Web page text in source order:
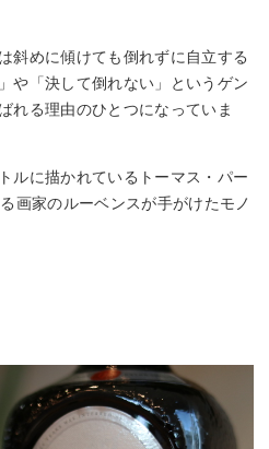
斜めに傾けても倒れずに自立する
や「決して倒れない」というゲン
れる理由のひとつになっていま
ルに描かれているトーマス・パー
画家のルーベンスが手がけたモノ